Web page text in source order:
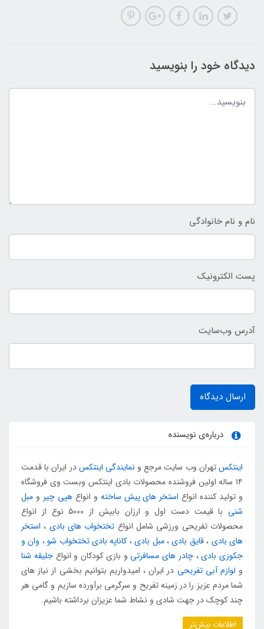
دیدگاه خود را بنویسید
نام و نام خانوادگی
پست الکترونیک
آدرس وب‌سایت
ارسال دیدگاه
درباره‌ی نویسنده
اینتکستهران وب سایت مرجع و نمایندگی اینتکسدر ایران با قدمت
۱۴ ساله اولین فروشنده محصولات بادی اینتکس وبست وی فروشگاه
و تولید کننده انواع استخر های پیش ساخته و انواعهپی چیر و مبل
شنی
با قیمت دست اول و ارزان بابیش از ۵۰۰۰ نوع از انواع
محصولات تفریحی ورزشی شامل انواع تختخواب های بادی ، استخر
های بادی ،قایق بادی،مبل بادی، کاناپه بادی تختخواب شو، وان و
جکوزی بادی،چادر های مسافرتی و بازی کودکان و انواعجلیقه شنا
و لوازم آبی تفریحی در ایران ، امیدواریم بتوانیم بخشی از نیاز های
شما مردم عزیز را در زمینه تفریح و سرگرمی برآورده سازیم و گامی هر
چند کوچک در جهت شادی و نشاط شما عزیزان برداشته باشیم.
اطلاعات بیش‌تر